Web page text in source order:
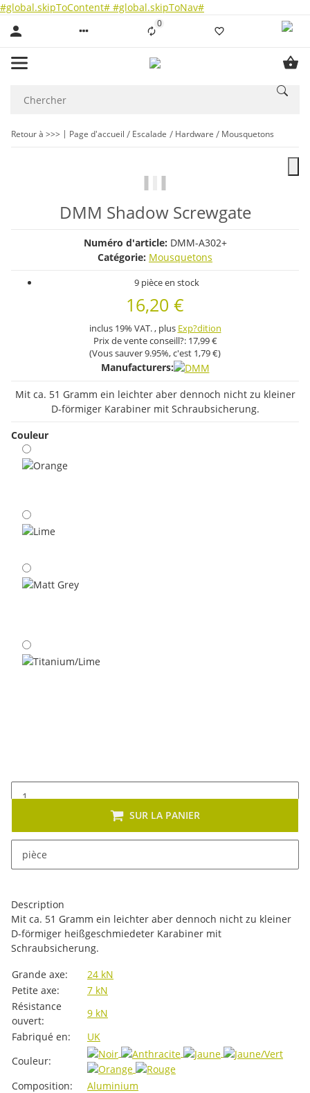
#global.skipToContent# #global.skipToNav#
0Liste ist leer
Retour à >>> Page d'accueil Escalade Hardware Mousquetons
DMM Shadow Screwgate
Numéro d'article: DMM-A302+
Catégorie: Mousquetons
9 pièce en stock
16,20 €
inclus 19% VAT. , plus Exp?dition
Prix ​​de vente conseill?: 17,99 €
(Vous sauver9.95%, c'est 1,79 €)
Manufacturers:
Mit ca. 51 Gramm ein leichter aber dennoch nicht zu kleiner
D-förmiger Karabiner mit Schraubsicherung.
Couleur
Orange
Lime
Matt Grey
pièce
SUR LA PANIER
Cet article se décline en plusieurs variantes. Veuillez
sélectionner la variante de votre choix.
Description
Mit ca. 51 Gramm ein leichter aber dennoch nicht zu kleiner
D-förmiger heißgeschmiedeter Karabiner mit
Schraubsicherung.
#productDetails.itemInformation#
#productDetails.itemValue#
Grande axe:
24 kN
Petite axe:
7 kN
Résistance
ouvert:
9 kN
Fabriqué en:
UK
Couleur:
Composition:
Aluminium